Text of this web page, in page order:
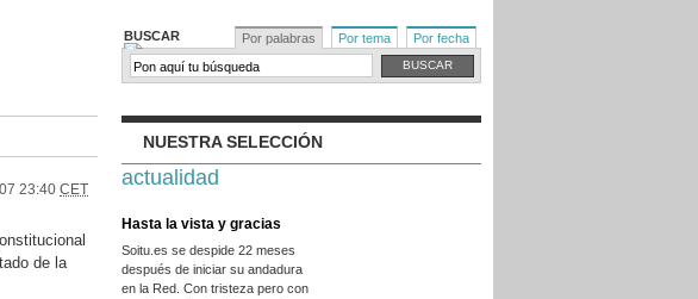
23:40 CET
de la
BUSCAR Por palabras Por tema Por fecha
NUESTRA SELECCIÓN
actualidad
Hasta la vista y gracias
Soitu.es se despide 22 meses
después de iniciar su andadura
en la Red. Con tristeza pero con